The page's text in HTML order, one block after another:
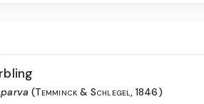
(Temminck & Schlegel, 1846)